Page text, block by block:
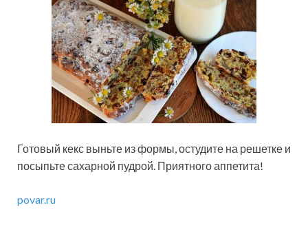
Готовый кекс выньте из формы, остудите на решетке и
посыпьте сахарной пудрой. Приятного аппетита!
povar.ru